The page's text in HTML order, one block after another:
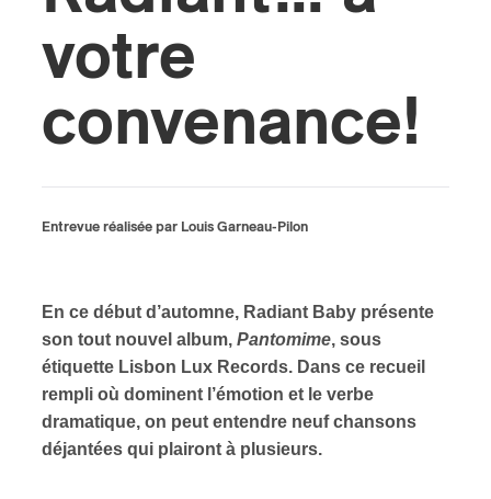
votre
convenance!
Entrevue réalisée par Louis Garneau-Pilon
En ce début d’automne, Radiant Baby présente
son tout nouvel album, Pantomime, sous
étiquette Lisbon Lux Records. Dans ce recueil
rempli où dominent l’émotion et le verbe
dramatique, on peut entendre neuf chansons
déjantées qui plairont à plusieurs.